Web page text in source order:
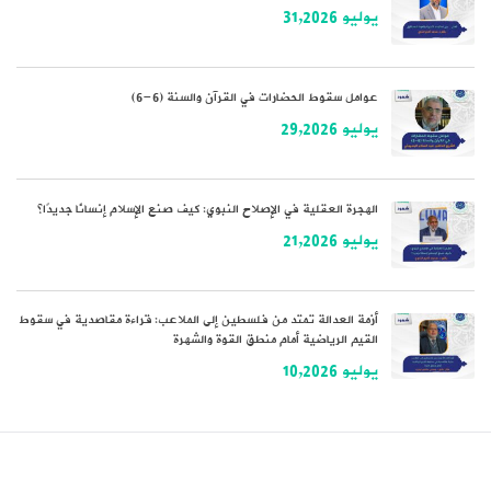
يوليو 31,2026
عوامل سقوط الحضارات في القرآن والسنة (6-6)
يوليو 29,2026
الهجرة العقلية في الإصلاح النبوي: كيف صنع الإسلام إنسانًا جديدًا؟
يوليو 21,2026
أزمة العدالة تمتد من فلسطين إلى الملاعب: قراءة مقاصدية في سقوط
القيم الرياضية أمام منطق القوة والشهرة
يوليو 10,2026